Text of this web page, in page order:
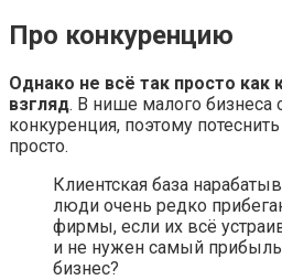
Про конкуренцию
Однако не всё так просто как
взгляд. В нише малого бизнеса
конкуренция, поэтому
просто.
Клиентская база
люди очень редко
фирмы, если их всё
и не нужен самый
бизнес?